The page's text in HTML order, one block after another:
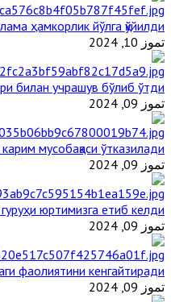
ҳамкорлик йўлга қўйилди
تموز 10, 2024
билан учрашув бўлиб ўтди
تموز 09, 2024
мусобақаси ўтказилади
تموز 09, 2024
юртимизга етиб келди
تموز 09, 2024
фаолиятини кенгайтиради
تموز 09, 2024